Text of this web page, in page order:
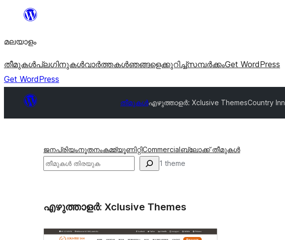
ഉള്ളടക്കത്തിലേക്ക്
മലയാളം
തീമുകൾപ്ലഗിനുകൾവാര്‍ത്തകള്‍ഞങ്ങളെക്കുറിച്ച്സമ്പര്‍ക്കംGet WordPress
Get WordPress
തീമുകൾഎഴുത്താളർ: Xclusive ThemesCountry Inn
ജനപ്രിയംനൂതനംകമ്മ്യൂണിറ്റിCommercialബ്ലോക്ക് തീമുകൾ
തിരയുക 1 theme
എഴുത്താളർ: Xclusive Themes